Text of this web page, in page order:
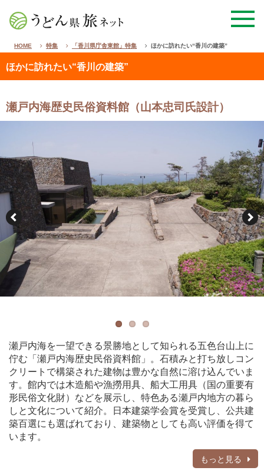
HOME 特集 「香川県庁舎東館」特集 ほかに訪れたい“香川の建築”
ほかに訪れたい“香川の建築”
瀬戸内海歴史民俗資料館（山本忠司氏設計）
瀬戸内海を一望できる景勝地として知られる五色台山上に
佇む「瀬戸内海歴史民俗資料館」。石積みと打ち放しコン
クリートで構築された建物は豊かな自然に溶け込んでいま
す。館内では木造船や漁撈用具、船大工用具（国の重要有
形民俗文化財）などを展示し、特色ある瀬戸内地方の暮ら
しと文化について紹介。日本建築学会賞を受賞し、公共建
築百選にも選ばれており、建築物としても高い評価を得て
います。
もっと見る